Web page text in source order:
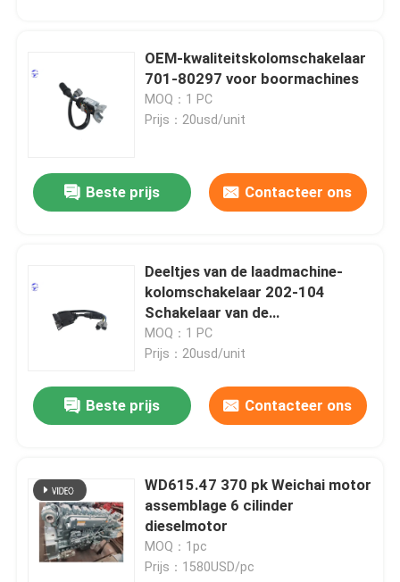
OEM-kwaliteitskolomschakelaar
701-80297 voor boormachines
MOQ：1 PC
Prijs：20usd/unit
Beste prijs Contacteer ons
Deeltjes van de laadmachine-
kolomschakelaar 202-104
Schakelaar van de
bedieningspaneel voor CAT
MOQ：1 PC
Prijs：20usd/unit
Beste prijs Contacteer ons
WD615.47 370 pk Weichai motor
assemblage 6 cilinder
dieselmotor
MOQ：1pc
Prijs：1580USD/pc